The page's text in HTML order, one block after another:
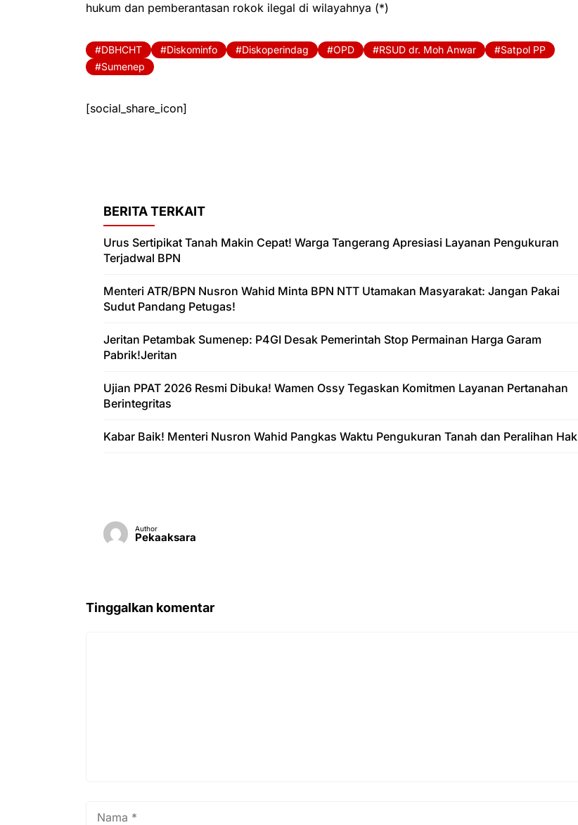
hukum dan pemberantasan rokok ilegal di wilayahnya (*)
DBHCHT Diskominfo Diskoperindag OPD RSUD dr. Moh Anwar
Satpol PP
Sumenep
[social_share_icon]
BERITA TERKAIT
Urus Sertipikat Tanah Makin Cepat! Warga Tangerang Apresiasi Layanan Pengukuran
Terjadwal BPN
Menteri ATR/BPN Nusron Wahid Minta BPN NTT Utamakan Masyarakat: Jangan Pakai
Sudut Pandang Petugas!
Jeritan Petambak Sumenep: P4GI Desak Pemerintah Stop Permainan Harga Garam
Pabrik!Jeritan
Ujian PPAT 2026 Resmi Dibuka! Wamen Ossy Tegaskan Komitmen Layanan Pertanahan
Berintegritas
Kabar Baik! Menteri Nusron Wahid Pangkas Waktu Pengukuran Tanah dan Peralihan Hak
Author
Pekaaksara
Tinggalkan komentar